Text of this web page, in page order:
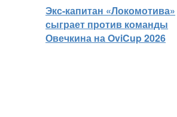
Экс-капитан «Локомотива»
сыграет против команды
Овечкина на OviCup 2026